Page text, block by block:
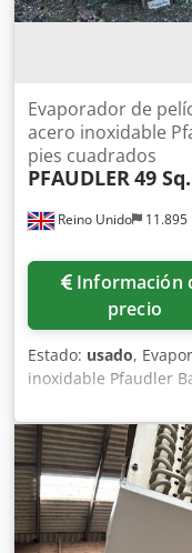
Reino Unido 11.895
Evaporador de
acero inoxidable
pies cuadrados
PFAUDLER49
Información de
precio
Estado: usado,
inoxidable Pfaudler
m² de superficie.
aproximadamente
longitud recta.
para vacío total/1 bar
capacidad de 250
bar con vacío total)
por correa mediante